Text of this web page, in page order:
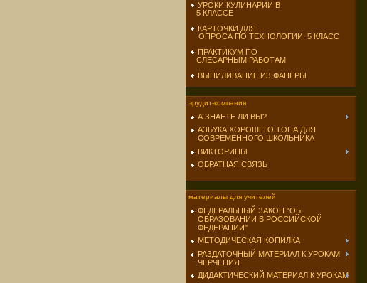
УРОКИ КУЛИНАРИИ В
5 КЛАССЕ
КАРТОЧКИ ДЛЯ
ОПРОСА ПО ТЕХНОЛОГИИ. 5 КЛАСС
ПРАКТИКУМ ПО
СЛЕСАРНЫМ РАБОТАМ
ВЫПИЛИВАНИЕ ИЗ ФАНЕРЫ
эрудит-компания
А ЗНАЕТЕ ЛИ ВЫ?
АЗБУКА ХОРОШЕГО ТОНА ДЛЯ
СОВРЕМЕННОГО ШКОЛЬНИКА
ВИКТОРИНЫ
ОБРАТНАЯ СВЯЗЬ
материалы для учителей
ФЕДЕРАЛЬНЫЙ ЗАКОН "ОБ
ОБРАЗОВАНИИ В РОССИЙСКОЙ
ФЕДЕРАЦИИ"
МЕТОДИЧЕСКАЯ КОПИЛКА
РАЗДАТОЧНЫЙ МАТЕРИАЛ К УРОКАМ
ЧЕРЧЕНИЯ
ДИДАКТИЧЕСКИЙ МАТЕРИАЛ К УРОКАМ